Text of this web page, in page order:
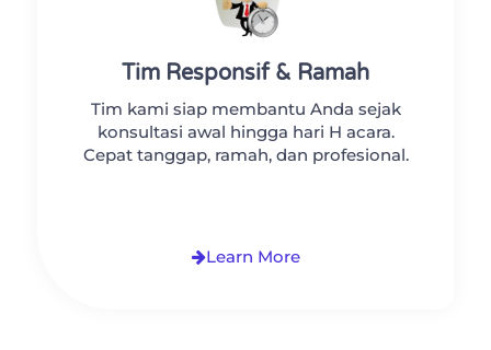
Tim Responsif & Ramah
Tim kami siap membantu Anda sejak
konsultasi awal hingga hari H acara.
Cepat tanggap, ramah, dan profesional.
Learn More